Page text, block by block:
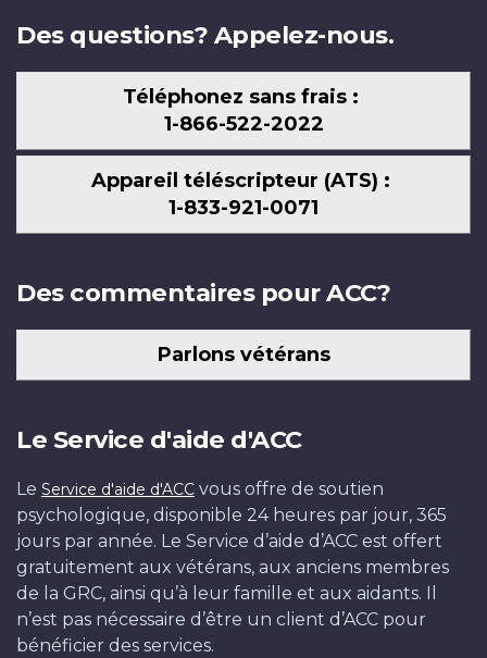
Des questions? Appelez-nous.
Téléphonez sans frais :
1-866-522-2022
Appareil téléscripteur (ATS) :
1-833-921-0071
Des commentaires pour ACC?
Parlons vétérans
Le Service d'aide d'ACC
Le Service d'aide d'ACC vous offre de soutien
psychologique, disponible 24 heures par jour, 365
jours par année. Le Service d’aide d’ACC est offert
gratuitement aux vétérans, aux anciens membres
de la GRC, ainsi qu’à leur famille et aux aidants. Il
n’est pas nécessaire d’être un client d’ACC pour
bénéficier des services.